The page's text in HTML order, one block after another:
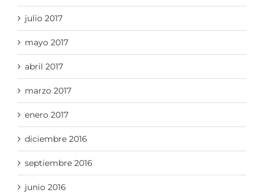
julio 2017
mayo 2017
abril 2017
marzo 2017
enero 2017
diciembre 2016
septiembre 2016
junio 2016